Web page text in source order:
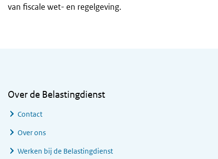
van fiscale wet- en regelgeving.
Over de Belastingdienst
Contact
Over ons
Werken bij de Belastingdienst